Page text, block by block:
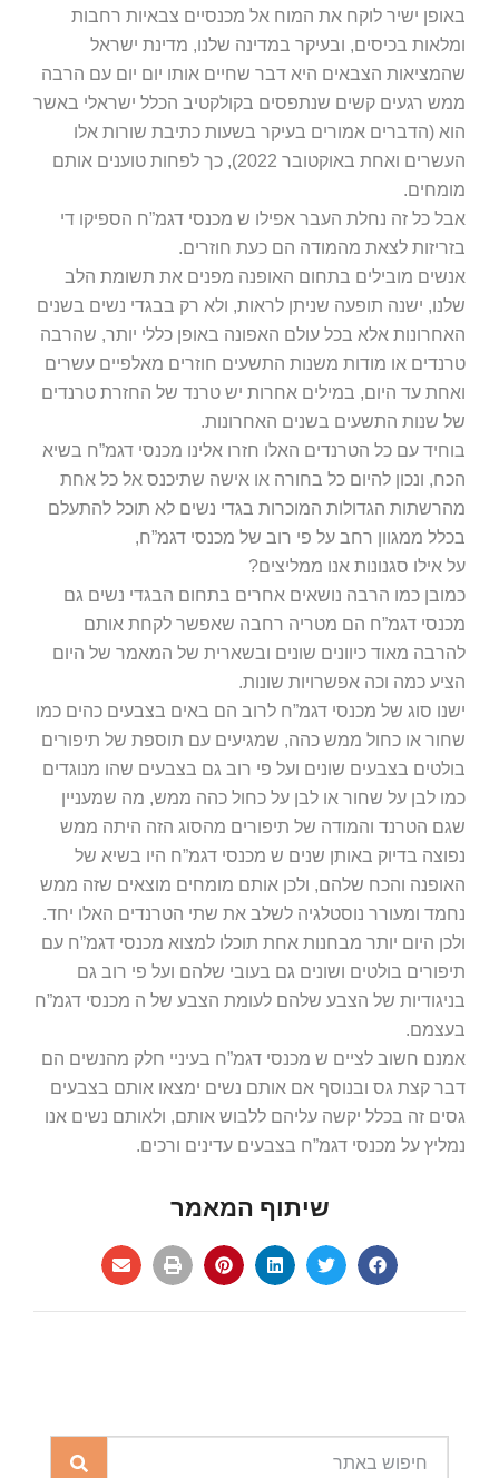
באופן ישיר לוקח את המוח אל מכנסיים צבאיות רחבות
ומלאות בכיסים, ובעיקר במדינה שלנו, מדינת ישראל
שהמציאות הצבאים היא דבר שחיים אותו יום יום עם הרבה
ממש רגעים קשים שנתפסים בקולקטיב הכלל ישראלי באשר
הוא (הדברים אמורים בעיקר בשעות כתיבת שורות אלו
העשרים ואחת באוקטובר 2022), כך לפחות טוענים אותם
מומחים.
אבל כל זה נחלת העבר אפילו ש מכנסי דגמ”ח הספיקו די
בזריזות לצאת מהמודה הם כעת חוזרים.
אנשים מובילים בתחום האופנה מפנים את תשומת הלב
שלנו, ישנה תופעה שניתן לראות, ולא רק בבגדי נשים בשנים
האחרונות אלא בכל עולם האפונה באופן כללי יותר, שהרבה
טרנדים או מודות משנות התשעים חוזרים מאלפיים עשרים
ואחת עד היום, במילים אחרות יש טרנד של החזרת טרנדים
של שנות התשעים בשנים האחרונות.
בוחיד עם כל הטרנדים האלו חזרו אלינו מכנסי דגמ”ח בשיא
הכח, ונכון להיום כל בחורה או אישה שתיכנס אל כל אחת
מהרשתות הגדולות המוכרות בגדי נשים לא תוכל להתעלם
בכלל ממגוון רחב על פי רוב של מכנסי דגמ”ח,
על אילו סגנונות אנו ממליצים?
כמובן כמו הרבה נושאים אחרים בתחום הבגדי נשים גם
מכנסי דגמ”ח הם מטריה רחבה שאפשר לקחת אותם
להרבה מאוד כיוונים שונים ובשארית של המאמר של היום
הציע כמה וכה אפשרויות שונות.
ישנו סוג של מכנסי דגמ”ח לרוב הם באים בצבעים כהים כמו
שחור או כחול ממש כהה, שמגיעים עם תוספת של תיפורים
בולטים בצבעים שונים ועל פי רוב גם בצבעים שהו מנוגדים
כמו לבן על שחור או לבן על כחול כהה ממש, מה שמעניין
שגם הטרנד והמודה של תיפורים מהסוג הזה היתה ממש
נפוצה בדיוק באותן שנים ש מכנסי דגמ”ח היו בשיא של
האופנה והכח שלהם, ולכן אותם מומחים מוצאים שזה ממש
נחמד ומעורר נוסטלגיה לשלב את שתי הטרנדים האלו יחד.
ולכן היום יותר מבחנות אחת תוכלו למצוא מכנסי דגמ”ח עם
תיפורים בולטים ושונים גם בעובי שלהם ועל פי רוב גם
בניגודיות של הצבע שלהם לעומת הצבע של ה מכנסי דגמ”ח
בעצמם.
אמנם חשוב לציים ש מכנסי דגמ”ח בעיניי חלק מהנשים הם
דבר קצת גס ובנוסף אם אותם נשים ימצאו אותם בצבעים
גסים זה בכלל יקשה עליהם ללבוש אותם, ולאותם נשים אנו
נמליץ על מכנסי דגמ”ח בצבעים עדינים ורכים.
שיתוף המאמר